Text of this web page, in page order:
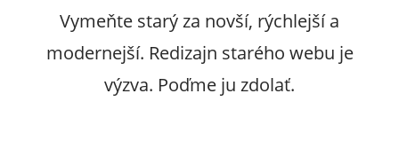
Vymeňte starý za novší, rýchlejší a
modernejší. Redizajn starého webu je
výzva. Poďme ju zdolať.